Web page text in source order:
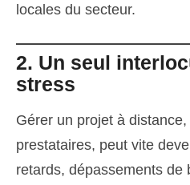
locales du secteur.
2. Un seul
stress
Gérer un projet à
prestataires, peut vite
retards, dépassements de